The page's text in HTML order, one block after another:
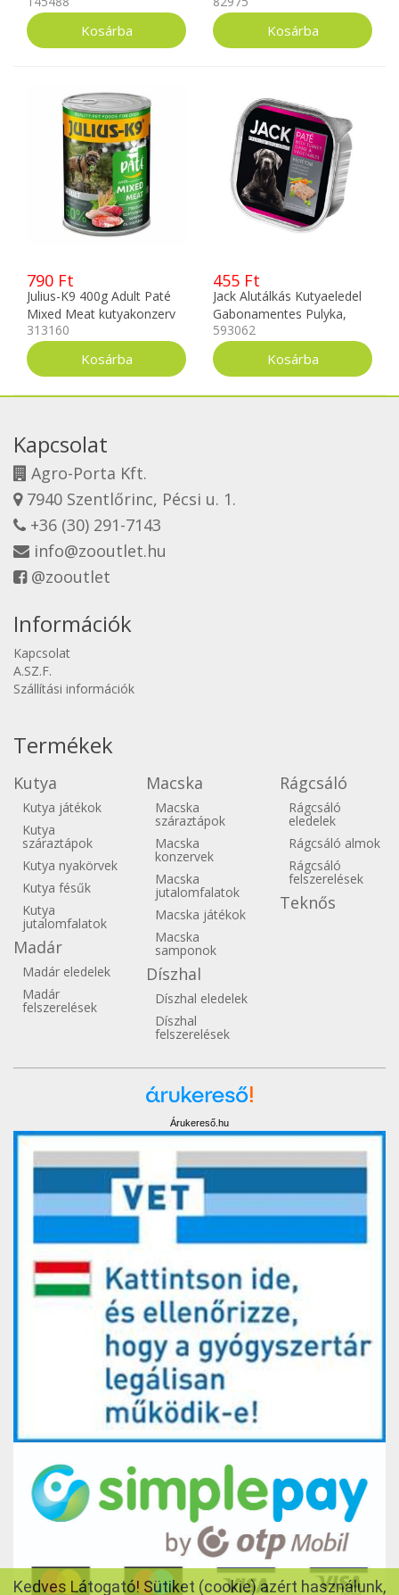
790 Ft
Julius-K9 400g Adult Paté
Mixed Meat kutyakonzerv
313160
455 Ft
Jack Alutálkás Kutyaeledel
Gabonamentes Pulyka,
Vad, Zöldség Pástétom
150g
593062
Kapcsolat
Agro-Porta Kft.
7940 Szentlőrinc, Pécsi u. 1.
+36 (30) 291-7143
info@zooutlet.hu
@zooutlet
Információk
Kapcsolat
A.SZ.F.
Szállítási információk
Termékek
Kutya
Kutya játékok
Kutya
száraztápok
Kutya nyakörvek
Kutya fésűk
Kutya
jutalomfalatok
Madár
Madár eledelek
Madár
felszerelések
Macska
Macska
száraztápok
Macska
konzervek
Macska
jutalomfalatok
Macska játékok
Macska
samponok
Díszhal
Díszhal eledelek
Díszhal
felszerelések
Rágcsáló
Rágcsáló
eledelek
Rágcsáló almok
Rágcsáló
felszerelések
Teknős
Árukereső.hu
Kedves Látogató! Sütiket (cookie) azért használunk,